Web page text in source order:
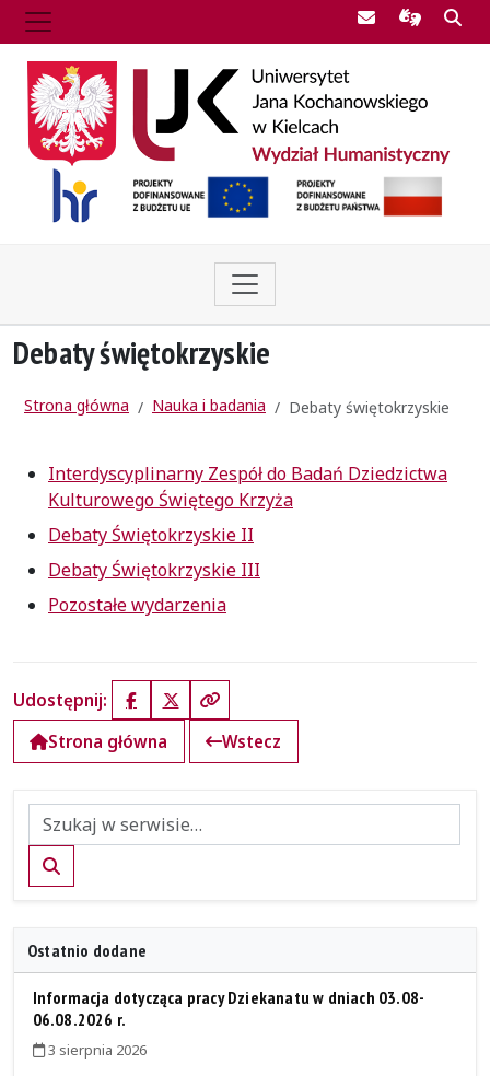
Poczta UJK
Debaty świętokrzyskie
Strona główna Nauka i badania Debaty świętokrzyskie
Interdyscyplinarny Zespół do Badań Dziedzictwa
Kulturowego Świętego Krzyża
Debaty Świętokrzyskie II
Debaty Świętokrzyskie III
Pozostałe wydarzenia
Udostępnij: FacebookX (Twitter)Kopiuj link
Strona główna
Wstecz
Szukaj
Ostatnio dodane
Informacja dotycząca pracy Dziekanatu w dniach 03.08-
06.08.2026 r.
3 sierpnia 2026